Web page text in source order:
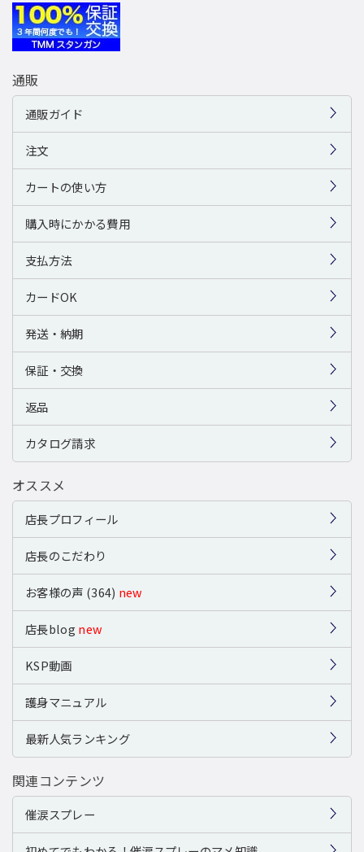
通販
通販ガイド
注文
カートの使い方
購入時にかかる費用
支払方法
カードOK
発送・納期
保証・交換
返品
カタログ請求
オススメ
店長プロフィール
店長のこだわり
お客様の声 (364) new
店長blog new
KSP動画
護身マニュアル
最新人気ランキング
関連コンテンツ
催涙スプレー